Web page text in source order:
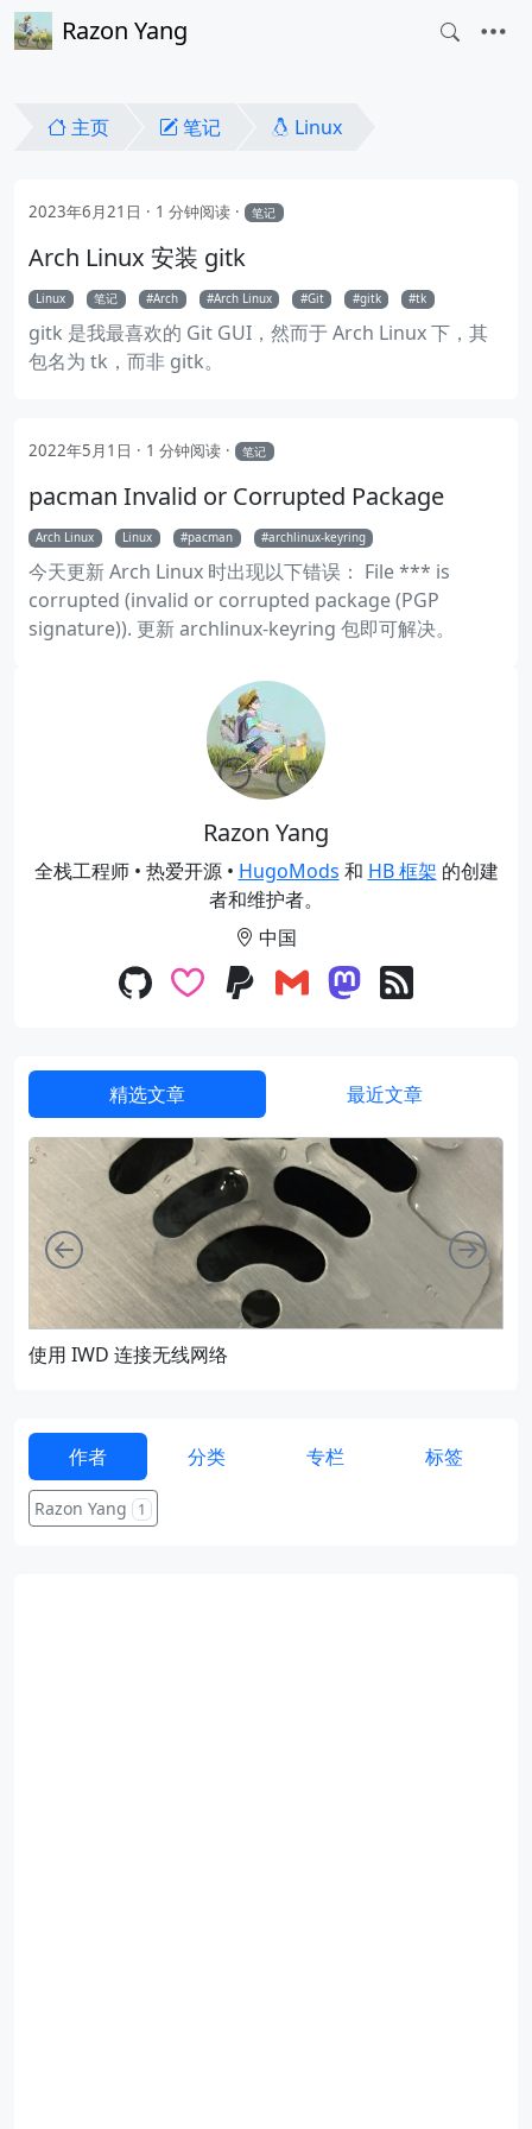
Razon Yang
主页 笔记 Linux
2023年6月21日 1 分钟阅读 笔记
Arch Linux 安装 gitk
Linux 笔记 Arch Arch Linux Git gitk tk
gitk 是我最喜欢的 Git GUI，然而于 Arch Linux 下，其
包名为 tk，而非 gitk。
2022年5月1日 1 分钟阅读 笔记
pacman Invalid or Corrupted Package
Arch Linux Linux pacman archlinux-keyring
今天更新 Arch Linux 时出现以下错误： File *** is
corrupted (invalid or corrupted package (PGP
signature)). 更新 archlinux-keyring 包即可解决。
Razon Yang
全栈工程师 • 热爱开源 • HugoMods 和 HB 框架 的创建
者和维护者。
中国
精选文章 最近文章
使用 IWD 连接无线网络
向左 向右
作者 分类 专栏 标签
Razon Yang 1